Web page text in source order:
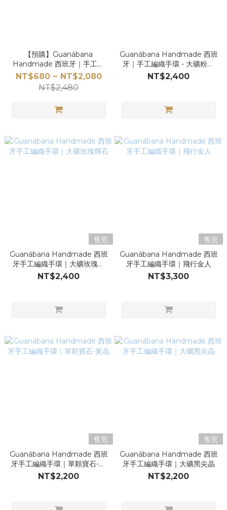
【預購】Guanábana
Handmade 西班牙｜手工編
織手環 - 酒紅mix
NT$680 ~ NT$2,080
NT$2,480
Guanábana Handmade 西班
牙｜手工編織手環 - 大礦粉織
拉長石
NT$2,400
售完
Guanábana Handmade 西班
牙手工編織手環｜大礦玫瑰輝
石
NT$2,400
售完
Guanábana Handmade 西班
牙手工編織手環｜飛行金人
NT$3,300
售完
Guanábana Handmade 西班
牙手工編織手環｜單顆寶石-黃
晶
NT$2,200
售完
Guanábana Handmade 西班
牙手工編織手環｜大礦黑尖晶
NT$2,200